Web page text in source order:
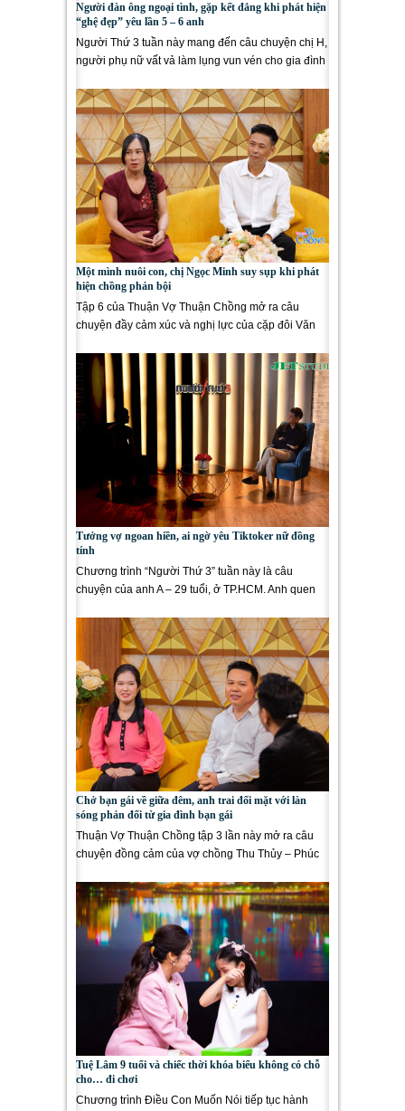
Người đàn ông ngoại tình, gặp kết đắng khi phát hiện
“ghệ đẹp” yêu lần 5 – 6 anh
Người Thứ 3 tuần này mang đến câu chuyện chị H,
người phụ nữ vất vả làm lụng vun vén cho gia đình
Một mình nuôi con, chị Ngọc Minh suy sụp khi phát
hiện chồng phản bội
Tập 6 của Thuận Vợ Thuận Chồng mở ra câu
chuyện đầy cảm xúc và nghị lực của cặp đôi Văn
Tưởng vợ ngoan hiền, ai ngờ yêu Tiktoker nữ đồng
tính
Chương trình “Người Thứ 3” tuần này là câu
chuyện của anh A – 29 tuổi, ở TP.HCM. Anh quen
Chở bạn gái về giữa đêm, anh trai đối mặt với làn
sóng phản đối từ gia đình bạn gái
Thuận Vợ Thuận Chồng tập 3 lần này mở ra câu
chuyện đồng cảm của vợ chồng Thu Thủy – Phúc
Tuệ Lâm 9 tuổi và chiếc thời khóa biểu không có chỗ
cho… đi chơi
Chương trình Điều Con Muốn Nói tiếp tục hành